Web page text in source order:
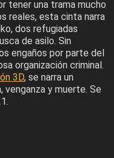
tener una trama mucho
reales, esta cinta narra
dos refugiadas
de asilo. Sin
engaños por parte del
organización criminal.
3D, se narra un
y muerte. Se